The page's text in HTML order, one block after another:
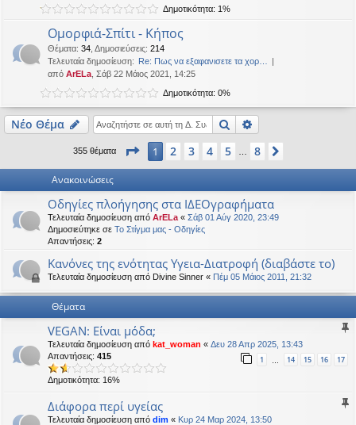
Δημοτικότητα: 1%
Ομορφιά-Σπίτι - Κήπος
Θέματα: 34 Δημοσιεύσεις: 214
Τελευταία δημοσίευση: Re: Πως να εξαφανισετε τα χορ…
από ArELa , Σάβ 22 Μάιος 2021, 14:25
Δημοτικότητα: 0%
Νέο Θέμα Αναζήτηση
355 θέματα Σελίδα από
1 2 3 4 5 8
Ανακοινώσεις
Οδηγίες πλοήγησης στα ΙΔΕΟγραφήματα
Τελευταία δημοσίευση από ArELa « Σάβ 01 Αύγ 2020, 23:49
Δημοσιεύτηκε σε Το Στίγμα μας - Οδηγίες
Απαντήσεις: 2
Κανόνες της ενότητας Υγεια-Διατροφή (διαβάστε το)
Τελευταία δημοσίευση από Divine Sinner « Πέμ 05 Μάιος 2011, 21:32
Θέματα
VEGAN: Είναι μόδα;
Τελευταία δημοσίευση από kat_woman « Δευ 28 Απρ 2025, 13:43
Απαντήσεις: 415 1 14 15 16 17
Δημοτικότητα: 16%
Διάφορα περί υγείας
Τελευταία δημοσίευση από dim « Κυρ 24 Μαρ 2024, 13:50